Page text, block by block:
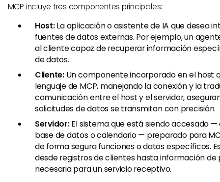
MCP incluye tres componentes principales:
Host:La aplicación o asistente de IA que desea
fuentes de datos externas. Por ejemplo, un
al cliente capaz de recuperar información
de datos.
Cliente:Un componente incorporado en el host
lenguaje de MCP, manejando la conexión y la
comunicación entre el host y el servidor,
solicitudes de datos se transmitan con precisión.
Servidor:El sistema que está siendo accesado —
base de datos o calendario — preparado para
de forma segura funciones o datos específicos.
desde registros de clientes hasta información de
necesaria para un servicio receptivo.